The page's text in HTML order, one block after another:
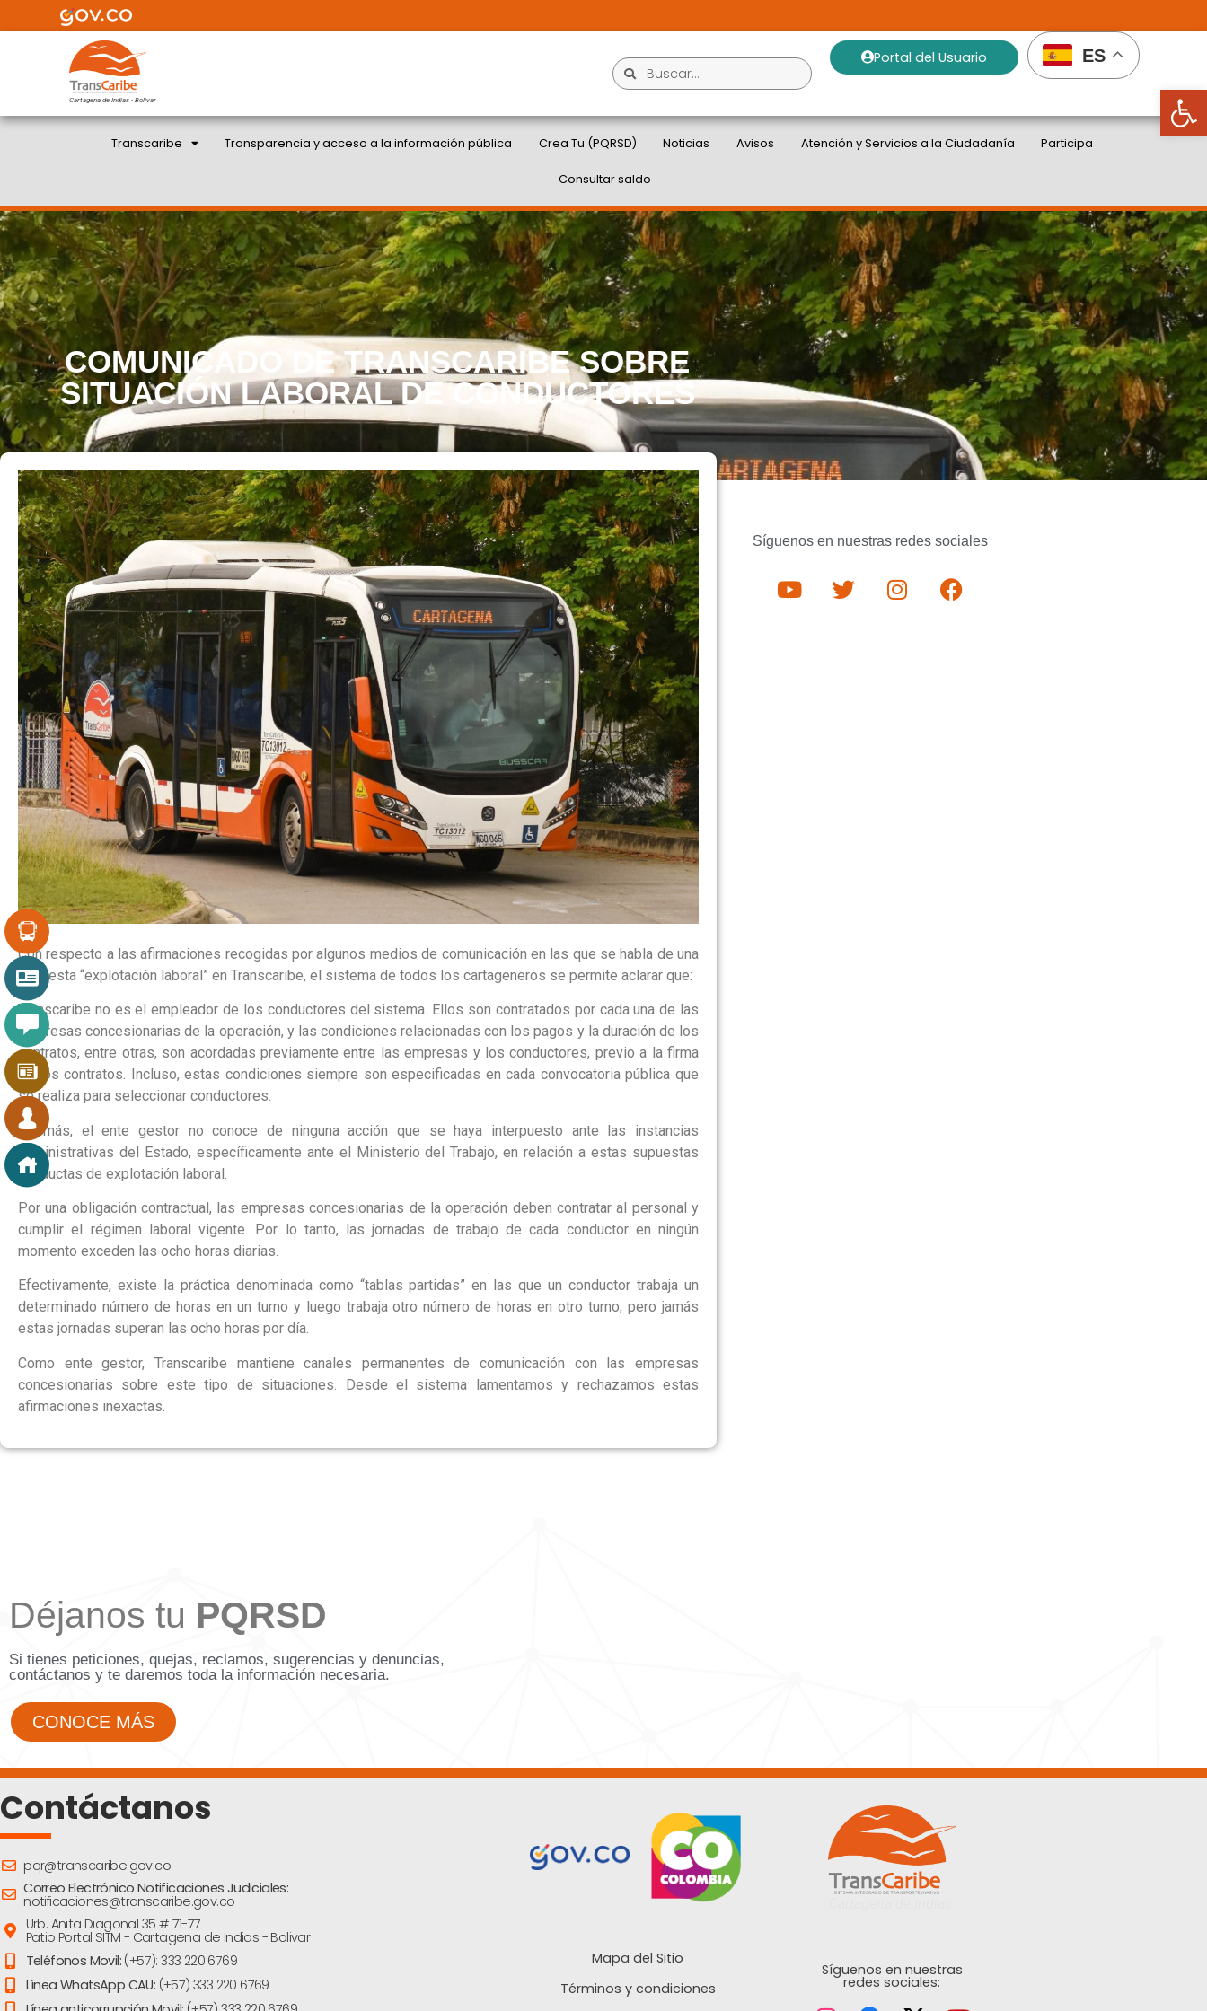
Abrir
Cartagena de Indias - Bolivar
Portal del Usuario ES
Transcaribe Transparencia y acceso a la información pública Crea Tu (PQRSD) Noticias Avisos Atención y Servicios a la Ciudadanía Participa
Consultar saldo
COMUNICADO DE TRANSCARIBE SOBRE
SITUACIÓN LABORAL DE CONDUCTORES
Con respecto a las afirmaciones recogidas por algunos medios de comunicación en las que se habla de una
supuesta “explotación laboral” en Transcaribe, el sistema de todos los cartageneros se permite aclarar que:
Transcaribe no es el empleador de los conductores del sistema. Ellos son contratados por cada una de las
empresas concesionarias de la operación, y las condiciones relacionadas con los pagos y la duración de los
contratos, entre otras, son acordadas previamente entre las empresas y los conductores, previo a la firma
de los contratos. Incluso, estas condiciones siempre son especificadas en cada convocatoria pública que
se realiza para seleccionar conductores.
Además, el ente gestor no conoce de ninguna acción que se haya interpuesto ante las instancias
administrativas del Estado, específicamente ante el Ministerio del Trabajo, en relación a estas supuestas
conductas de explotación laboral.
Por una obligación contractual, las empresas concesionarias de la operación deben contratar al personal y
cumplir el régimen laboral vigente. Por lo tanto, las jornadas de trabajo de cada conductor en ningún
momento exceden las ocho horas diarias.
Efectivamente, existe la práctica denominada como “tablas partidas” en las que un conductor trabaja un
determinado número de horas en un turno y luego trabaja otro número de horas en otro turno, pero jamás
estas jornadas superan las ocho horas por día.
Como ente gestor, Transcaribe mantiene canales permanentes de comunicación con las empresas
concesionarias sobre este tipo de situaciones. Desde el sistema lamentamos y rechazamos estas
afirmaciones inexactas.
Síguenos en nuestras redes sociales
Déjanos tu PQRSD
Si tienes peticiones, quejas, reclamos, sugerencias y denuncias,
contáctanos y te daremos toda la información necesaria.
CONOCE MÁS
Contáctanos
pqr@transcaribe.gov.co
Correo Electrónico Notificaciones Judiciales:
notificaciones@transcaribe.gov.co
Urb. Anita Diagonal 35 # 71-77
Patio Portal SITM - Cartagena de Indias - Bolivar
Teléfonos Movil: (+57): 333 220 6769
Línea WhatsApp CAU: (+57) 333 220 6769
Mapa del Sitio
Términos y condiciones
Síguenos en nuestras
redes sociales: